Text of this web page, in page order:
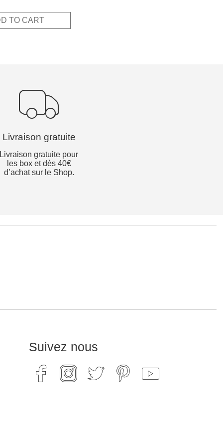
is:
7,50€.
TO CART
Livraison gratuite
Livraison gratuite pour
les box et dès 40€
d’achat sur le Shop.
Suivez nous